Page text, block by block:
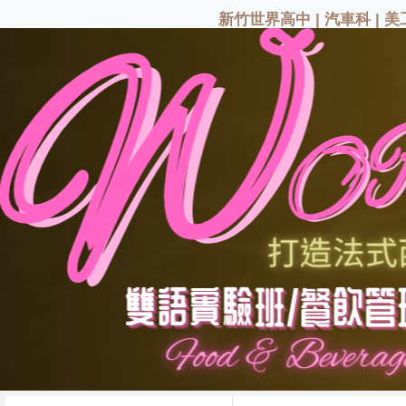
新竹世界高中 | 汽車科 | 美